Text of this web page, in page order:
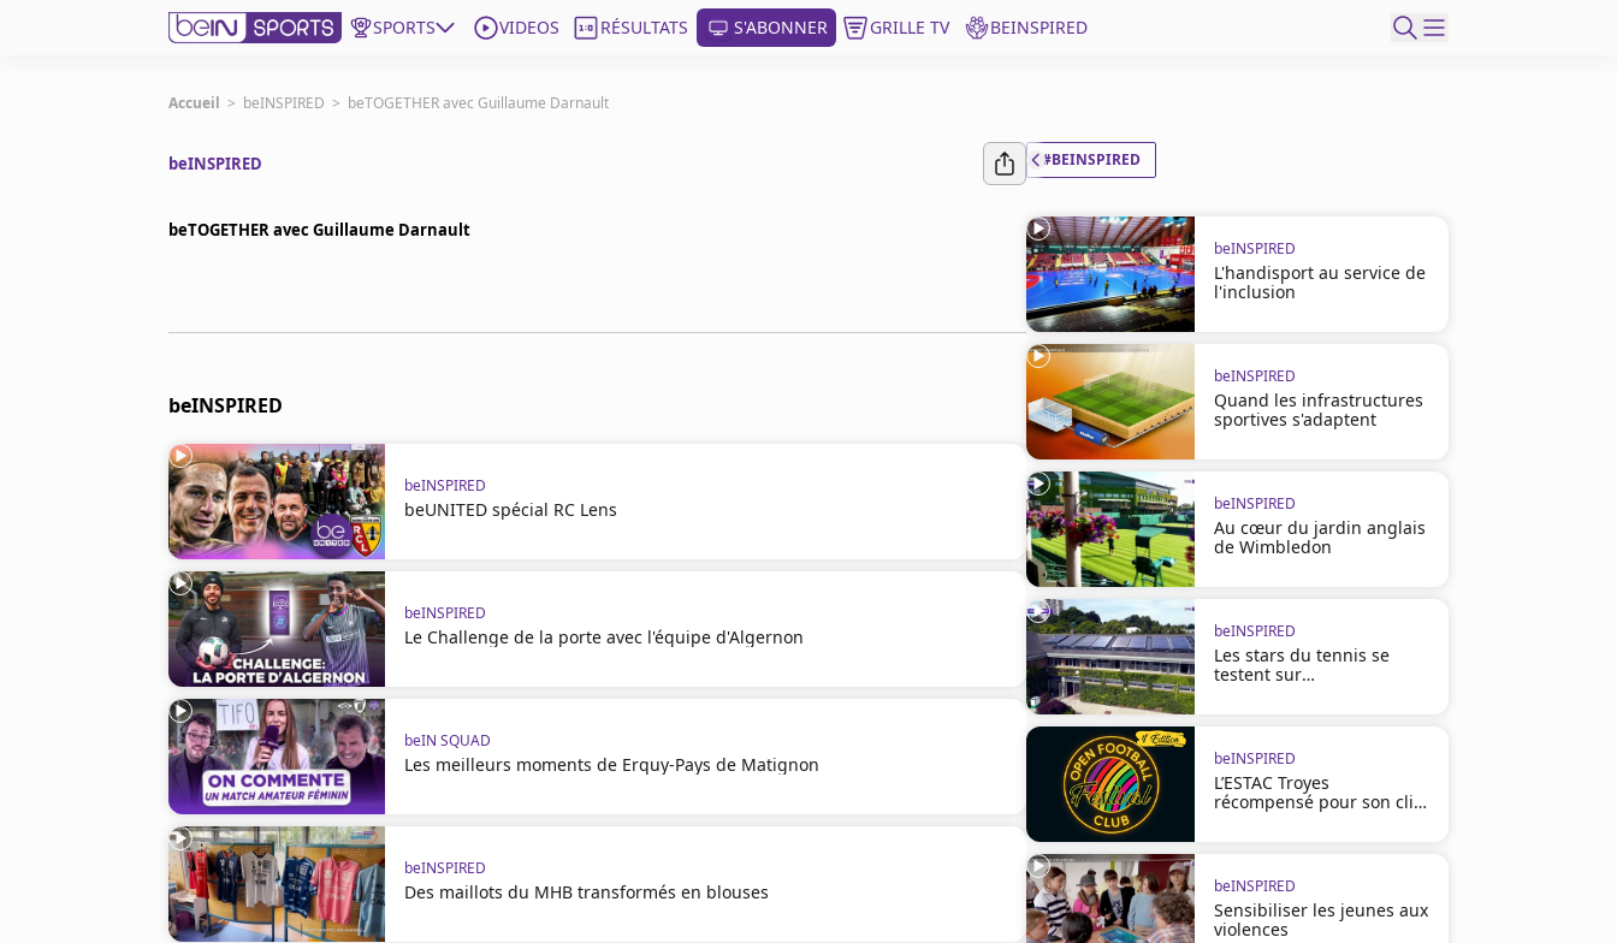
SPORTS VIDEOS RÉSULTATS S'ABONNER GRILLE TV BEINSPIRED
beIN SPORTS CONNECT
Contactez nous
beINSPIRED
Mentions légales
Protection des données
Paramétrer mon consentement
Accueil > beINSPIRED > beTOGETHER avec Guillaume Darnault
beINSPIRED
beTOGETHER avec Guillaume Darnault
beINSPIRED
beINSPIRED
beUNITED spécial RC Lens
beINSPIRED
Le Challenge de la porte avec l'équipe d'Algernon
beIN SQUAD
Les meilleurs moments de Erquy-Pays de Matignon
beINSPIRED
Des maillots du MHB transformés en blouses
#BEINSPIRED
beINSPIRED
L'handisport au service de
l'inclusion
beINSPIRED
Quand les infrastructures
sportives s'adaptent
beINSPIRED
Au cœur du jardin anglais
de Wimbledon
beINSPIRED
Les stars du tennis se
testent sur
beINSPIRED
L’ESTAC Troyes
récompensé pour son clip
beINSPIRED
Sensibiliser les jeunes aux
violences